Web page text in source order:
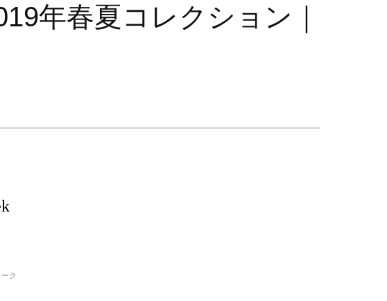
年春夏コレクション｜
ク